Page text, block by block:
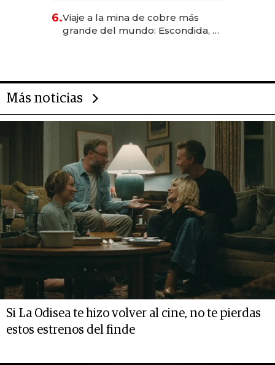
6.Viaje a la mina de cobre más
grande del mundo: Escondida, el
Más noticias
Si La Odisea te hizo volver al cine, no te pierdas
estos estrenos del finde